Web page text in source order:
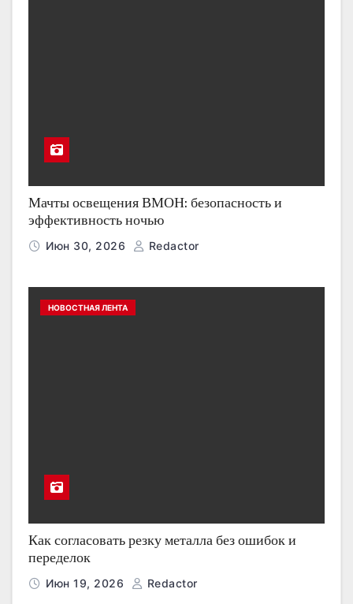
Мачты освещения ВМОН: безопасность и
эффективность ночью
Июн 30, 2026 Redactor
НОВОСТНАЯ ЛЕНТА
Как согласовать резку металла без ошибок и
переделок
Июн 19, 2026 Redactor